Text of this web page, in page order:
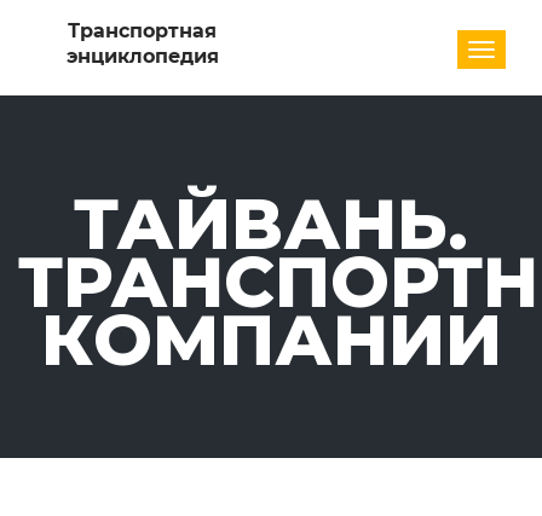
ТАЙВАНЬ.
КОМПАНИИ